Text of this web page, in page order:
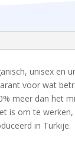
unisex en
voor wat
meer dan het
is om te
in Turkije.